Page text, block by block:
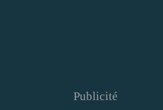
Publicité